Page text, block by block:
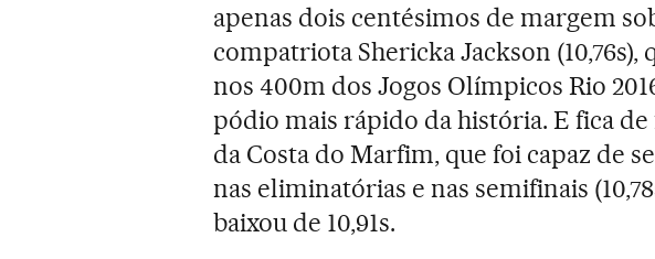
apenas dois centésimos de margem
compatriota Shericka Jackson
nos 400m dos Jogos Olímpicos Rio
pódio mais rápido da história. E fica de
da Costa do Marfim, que foi capaz de
nas eliminatórias e nas semifinais
baixou de 10,91s.